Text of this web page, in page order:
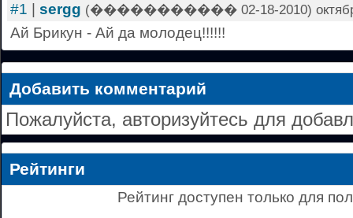
#1 sergg (����������� 02-18-2010) октября
Ай Брикун - Ай да молодец!!!!!!
Добавить комментарий
Пожалуйста, авторизуйтесь для
Рейтинги
Рейтинг доступен только для